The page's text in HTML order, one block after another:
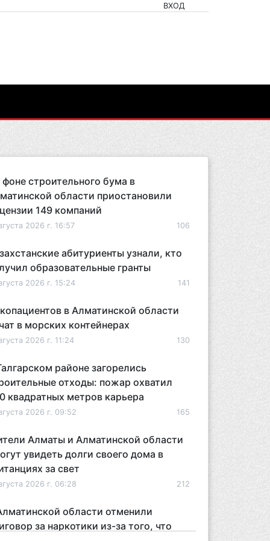
ВХОД
строительного бума в
области приостановили
149 компаний
2026 г. 16:57 106
абитуриенты узнали, кто
образовательные гранты
2026 г. 15:24 141
в Алматинской области
в морских контейнерах
2026 г. 11:24 130
районе загорелись
отходы: пожар охватил
квадратных метров карьера
2026 г. 09:52 165
Алматы и Алматинской области
увидеть долги своего дома в
за свет
2026 г. 06:28 212
области отменили
за наркотики из-за того, что